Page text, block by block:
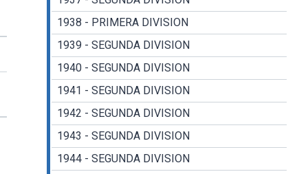
1938 - PRIMERA DIVISION
1939 - SEGUNDA DIVISION
1940 - SEGUNDA DIVISION
1941 - SEGUNDA DIVISION
1942 - SEGUNDA DIVISION
1943 - SEGUNDA DIVISION
1944 - SEGUNDA DIVISION